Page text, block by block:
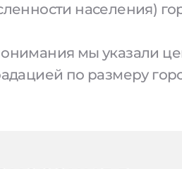
населения)
мы указали
по размеру